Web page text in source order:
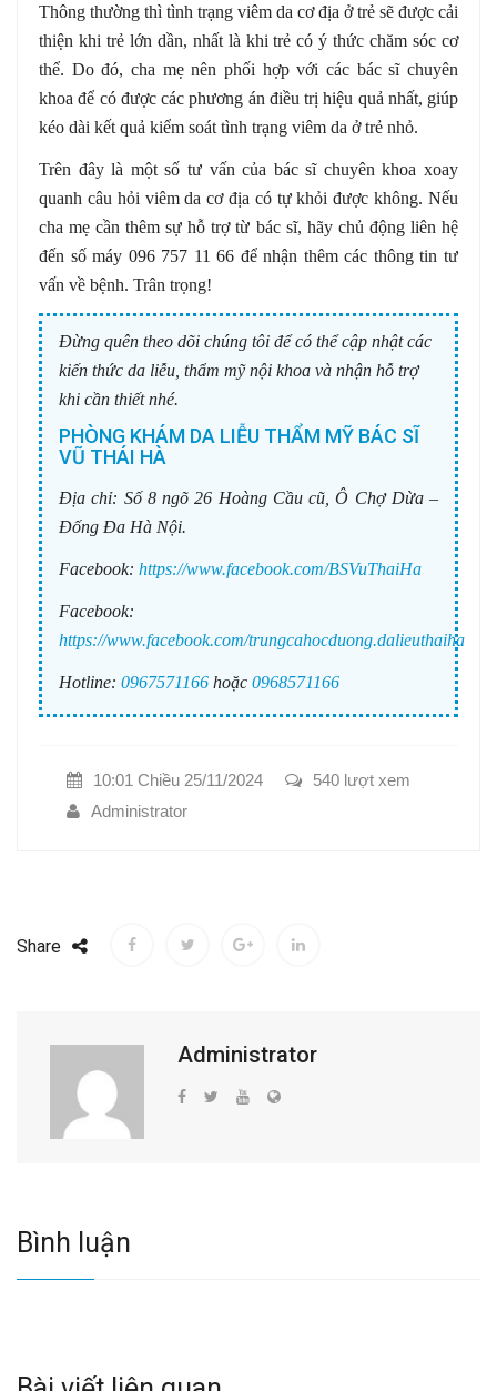
Thông thường thì tình trạng viêm da cơ địa ở trẻ sẽ được cải
thiện khi trẻ lớn dần, nhất là khi trẻ có ý thức chăm sóc cơ
thể. Do đó, cha mẹ nên phối hợp với các bác sĩ chuyên
khoa để có được các phương án điều trị hiệu quả nhất, giúp
kéo dài kết quả kiểm soát tình trạng viêm da ở trẻ nhỏ.
Trên đây là một số tư vấn của bác sĩ chuyên khoa xoay
quanh câu hỏi viêm da cơ địa có tự khỏi được không. Nếu
cha mẹ cần thêm sự hỗ trợ từ bác sĩ, hãy chủ động liên hệ
đến số máy 096 757 11 66 để nhận thêm các thông tin tư
vấn về bệnh. Trân trọng!
Đừng quên theo dõi chúng tôi để có thể cập nhật các
kiến thức da liễu, thẩm mỹ nội khoa và nhận hỗ trợ
khi cần thiết nhé.
PHÒNG KHÁM DA LIỄU THẨM MỸ BÁC SĨ
VŨ THÁI HÀ
Địa chỉ: Số 8 ngõ 26 Hoàng Cầu cũ, Ô Chợ Dừa –
Đống Đa Hà Nội.
Facebook: https://www.facebook.com/BSVuThaiHa
Facebook:
https://www.facebook.com/trungcahocduong.dalieuthaiha
Hotline: 0967571166 hoặc 0968571166
10:01 Chiều 25/11/2024
540 lượt xem
Administrator
Share
Administrator
Bình luận